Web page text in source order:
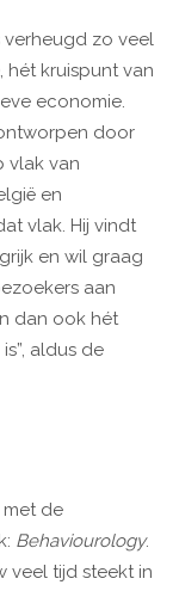
verheugd zo veel
kruispunt van
economie.
door
vlak van
en
vlak. Hij vindt
en wil graag
aan
dan ook hét
aldus de
met de
Behaviourology.
veel tijd steekt in